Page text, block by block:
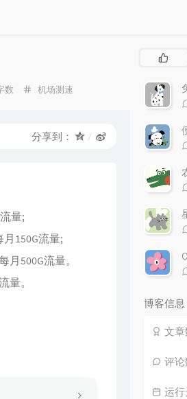
数
分
机场测速
分享到：
量;
150G流量;
500G流量。
量。
文
博客信息
文章
评论
运